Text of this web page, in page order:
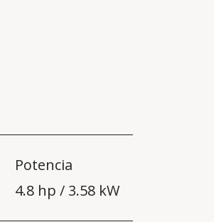
Potencia
4.8 hp / 3.58 kW